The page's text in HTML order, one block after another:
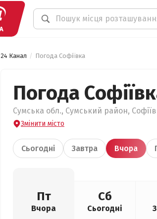
24 Канал Погода Софіївка
Погода
Сумська обл., Сумський район,
Змінити місто
Сьогодні Завтра Вчора
Пт
Вчора
Сб
Сьогодні